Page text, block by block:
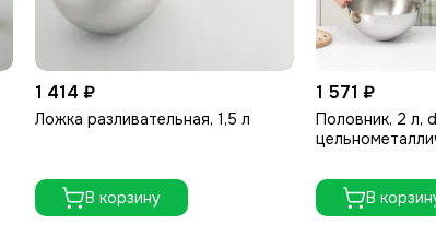
1 414 ₽
Ложка разливательная, 1,5 л
В корзину
1 571 ₽
Половник, 2 л,
В